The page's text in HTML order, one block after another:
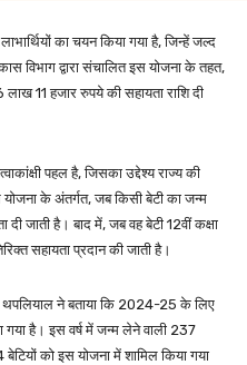
का चयन किया गया है, जिन्हें जल्द
विभाग द्वारा संचालित इस योजना के तहत,
11 हजार रुपये की सहायता राशि दी
पहल है, जिसका उद्देश्य राज्य की
के अंतर्गत, जब किसी बेटी का जन्म
दी जाती है। बाद में, जब वह बेटी 12वीं कक्षा
सहायता प्रदान की जाती है।
थपलियाल ने बताया कि 2024-25 के लिए
गया है। इस वर्ष में जन्म लेने वाली 237
बेटियों को इस योजना में शामिल किया गया